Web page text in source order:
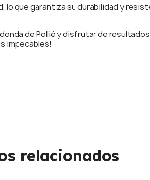
que garantiza su durabilidad y
de Pollié y disfrutar de
impecables!
relacionados